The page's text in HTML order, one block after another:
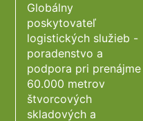
Globálny
poskytovateľ
logistických služieb -
poradenstvo a
podpora pri prenájme
60.000 metrov
štvorcových
skladových a